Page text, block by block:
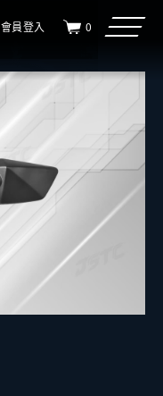
會員登入 0